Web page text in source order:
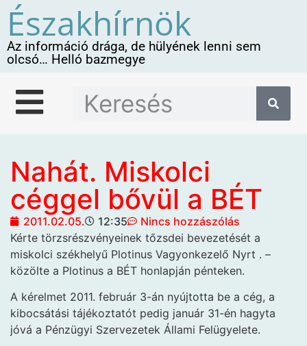
Északhírnök
Az információ drága, de hülyének lenni sem
olcsó… Helló bazmegye
Nahát. Miskolci
céggel bővül a BÉT
2011.02.05. 12:35
Nincs hozzászólás
Kérte törzsrészvényeinek tőzsdei bevezetését a
miskolci székhelyű Plotinus Vagyonkezelő Nyrt . –
közölte a Plotinus a BÉT honlapján pénteken.
A kérelmet 2011. február 3-án nyújtotta be a cég, a
kibocsátási tájékoztatót pedig január 31-én hagyta
jóvá a Pénzügyi Szervezetek Állami Felügyelete.